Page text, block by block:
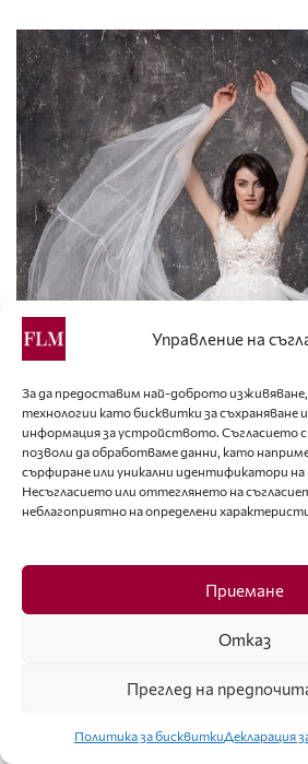
Управление на
За да предоставим най-доброто
технологии като бисквитки за съхраняване
информация за устройството. Съгласието
позволи да обработваме данни, като
сърфиране или уникални идентификатори
Несъгласието или оттеглянето на
неблагоприятно на определени
Приемане
Отказ
Преглед на
Политика за бисквиткиДекларация